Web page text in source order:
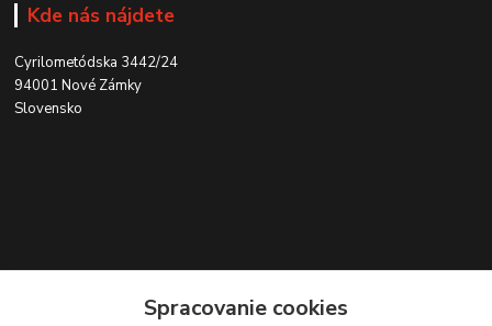
Kde nás nájdete
Cyrilometódska 3442/24
94001 Nové Zámky
Slovensko
Spracovanie cookies